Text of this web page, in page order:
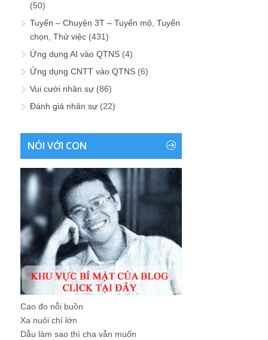
(50)
Tuyển – Chuyện 3T – Tuyển mộ, Tuyển
chọn, Thử việc (431)
Ứng dụng AI vào QTNS (4)
Ứng dụng CNTT vào QTNS (6)
Vui cười nhân sự (86)
Đánh giá nhân sự (22)
NÓI VỚI CON
Cao đo nỗi buồn
Xa nuôi chí lớn
Dẫu làm sao thì cha vẫn muốn